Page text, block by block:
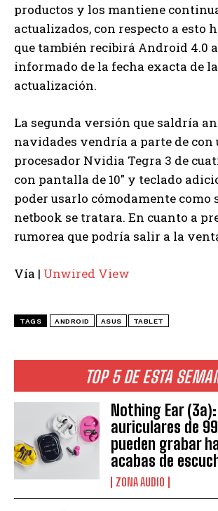
TOP 5 DE ESTA
Nothing Ear
auriculares de
pueden grabar
acabas de
ZONA AUDIO
productos y los mantiene
actualizados, con respecto a esto
que también recibirá Android 4.0
informado de la fecha exacta de la
actualización.
La segunda versión que saldría
navidades vendría a parte de con
procesador Nvidia Tegra 3 de
con pantalla de 10″ y teclado
poder usarlo cómodamente como
netbook se tratara. En cuanto a
rumorea que podría salir a la
Vía | Unwired View
TAGS ANDROID ASUS TABLET